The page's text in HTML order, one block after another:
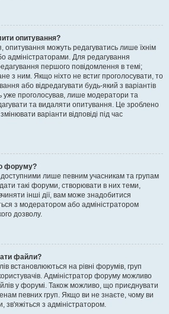
опитування?
опитування можуть редагуватись лише їхнім
адміністраторами. Для редагування
першого повідомлення в темі;
з ним. Якщо ніхто не встиг проголосувати, то
або відредагувати будь-який з варіантів
уже проголосував, лише модератори та
та видаляти опитування. Це зроблено
варіанти відповіді під час
форуму?
лише певним учасникам та групам
такі форуми, створювати в них теми,
інші дії, вам може знадобитися
з модератором або адміністратором
дозволу.
файли?
встановлюються на рівні форумів, груп
Адміністратор форуму можливо
у форумі. Також можливо, що приєднувати
певних груп. Якщо ви не знаєте, чому ви
з адміністратором.